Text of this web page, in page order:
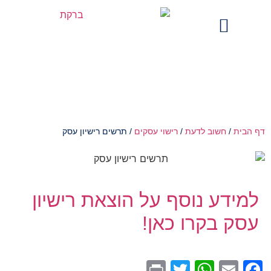
הבית/חשוב לדעת/רישוי עסקים/תרשים רישיון עסק
נוסף על הוצאת רישיון
בקרו כאן!